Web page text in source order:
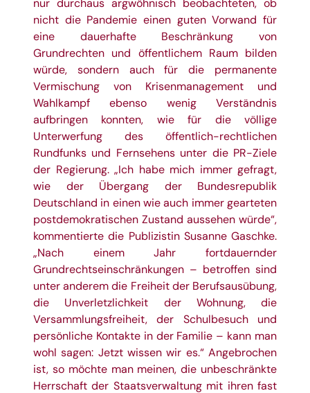
nur durchaus argwöhnisch beobachteten, ob
nicht die Pandemie einen guten Vorwand für
eine dauerhafte Beschränkung von
Grundrechten und öffentlichem Raum bilden
würde, sondern auch für die permanente
Vermischung von Krisenmanagement und
Wahlkampf ebenso wenig Verständnis
aufbringen konnten, wie für die völlige
Unterwerfung des öffentlich-rechtlichen
Rundfunks und Fernsehens unter die PR-Ziele
der Regierung. „Ich habe mich immer gefragt,
wie der Übergang der Bundesrepublik
Deutschland in einen wie auch immer gearteten
postdemokratischen Zustand aussehen würde“,
kommentierte die Publizistin Susanne Gaschke.
„Nach einem Jahr fortdauernder
Grundrechtseinschränkungen – betroffen sind
unter anderem die Freiheit der Berufsausübung,
die Unverletzlichkeit der Wohnung, die
Versammlungsfreiheit, der Schulbesuch und
persönliche Kontakte in der Familie – kann man
wohl sagen: Jetzt wissen wir es.“ Angebrochen
ist, so möchte man meinen, die unbeschränkte
Herrschaft der Staatsverwaltung mit ihren fast